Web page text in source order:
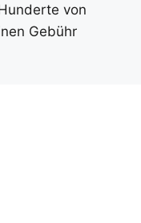
von
Gebühr